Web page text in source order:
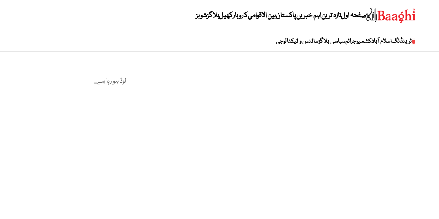
صفحہ اولتازہ تریناہم خبریںپاکستانبین الاقوامیکاروبارکھیلبلاگزشوبز
ٹرینڈنگاسلام آبادکشمیرجرائمسیاسی بلاگزسائنس و ٹیکنالوجی
لوڈ ہو رہا ہے...